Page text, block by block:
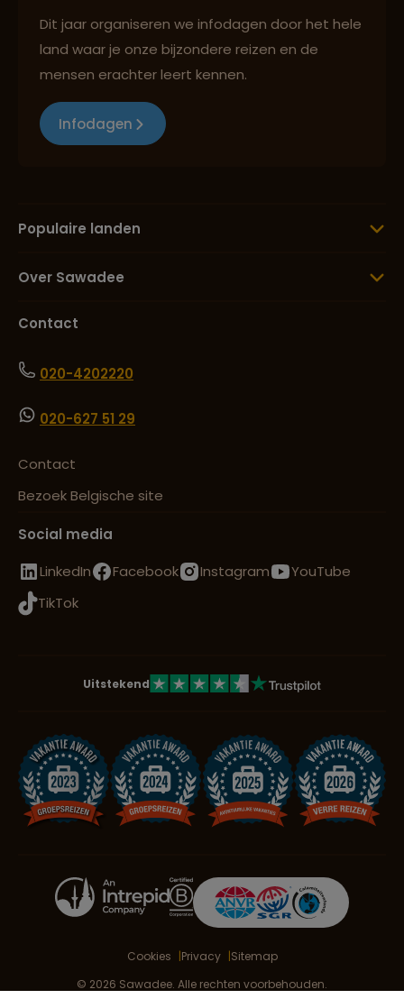
Dit jaar organiseren we infodagen door het hele
land waar je onze bijzondere reizen en de
mensen erachter leert kennen.
Infodagen
Populaire landen
Over Sawadee
Contact
020-4202220
020-627 51 29
Contact
Bezoek Belgische site
Social media
LinkedIn
Facebook Instagram
YouTube
TikTok
Uitstekend
Cookies Privacy
Sitemap
© 2026 Sawadee. Alle rechten voorbehouden.